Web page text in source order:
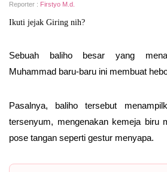
Reporter : Firstyo M.d.
Ikuti jejak Giring nih?
Sebuah baliho besar yang
Muhammad baru-baru ini membuat
Pasalnya, baliho tersebut
tersenyum, mengenakan kemeja biru
pose tangan seperti gestur menyapa.